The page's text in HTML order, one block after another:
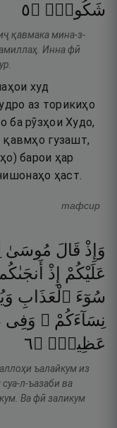
شَكُورٍۢ ۝٥
қавмака мина-з-
Инна фӣ
худ
аз торикиҳо
ба рӯзҳои Худо,
қавмҳо гузашт,
барои ҳар
ҳаст.
тафсир
وَإِذْ قَالَ مُوسَىٰ
عَلَيْكُمْ
إِذْ
سُوٓءَ ٱلْعَذَابِ
نِسَآءَكُمْ ۚ وَفِى
عَظِيمٌۭ ۝٦
ъалайкум из
л-ъазаби ва
Ва фӣ заликум